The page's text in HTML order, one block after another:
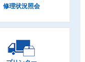
修理状況照会